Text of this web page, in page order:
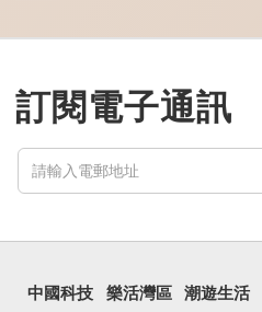
「朤朤乾坤，捨我其
宙等，形容政治清明，天下
太平！
飛。」也是指天清氣明，鳥
兒可高飛。
「朤朤脆脆」就是形容
訂閱電子通訊
中國科技 樂活灣區 潮遊生活